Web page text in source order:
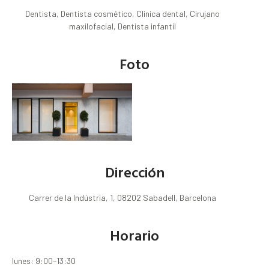
Dentista, Dentista cosmético, Clínica dental, Cirujano
maxilofacial, Dentista infantil
Foto
Dirección
Carrer de la Indústria, 1, 08202 Sabadell, Barcelona
Horario
lunes: 9:00–13:30